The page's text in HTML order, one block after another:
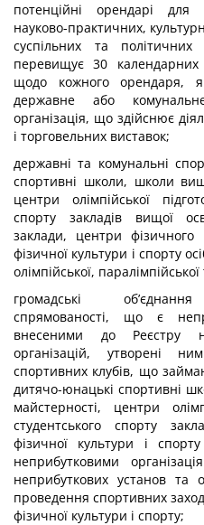
потенційні орендарі для
науково-практичних,
суспільних та
перевищує 30
щодо кожного орендаря,
державне або
організація, що здійснює
і торговельних виставок;
державні та комунальні
спортивні школи, школи
центри олімпійської
спорту закладів вищої
заклади, центри фізичного
фізичної культури і спорту
олімпійської,
громадські об’єднання
спрямованості, що є
внесеними до Реєстру
організацій, утворені
спортивних клубів, що
дитячо-юнацькі спортивні
майстерності, центри
студентського спорту
фізичної культури і
неприбутковими
неприбуткових установ та
проведення спортивних
фізичної культури і спорту;